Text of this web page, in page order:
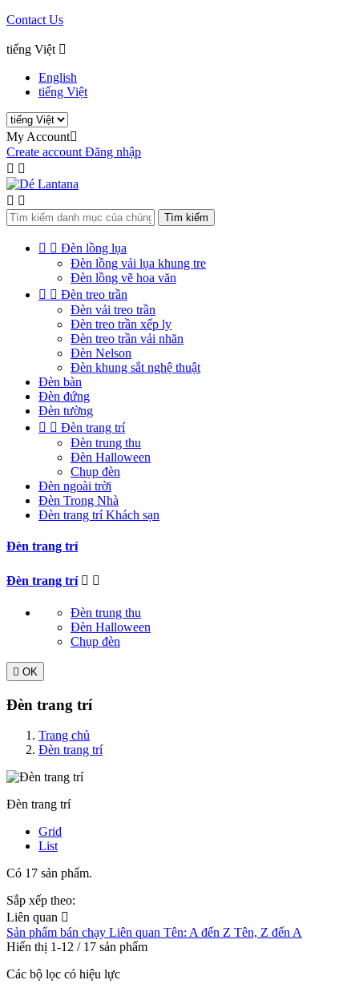
Contact Us
tiếng Việt 
English
tiếng Việt
My Account
Create account Đăng nhập
 
 
Tìm kiếm
  Đèn lồng lụa
Đèn lồng vải lụa khung tre
Đèn lồng vẽ hoa văn
  Đèn treo trần
Đèn vải treo trần
Đèn treo trần xếp ly
Đèn treo trần vải nhăn
Đèn Nelson
Đèn khung sắt nghệ thuật
Đèn bàn
Đèn đứng
Đèn tường
  Đèn trang trí
Đèn trung thu
Đèn Halloween
Chụp đèn
Đèn ngoài trời
Đèn Trong Nhà
Đèn trang trí Khách sạn
Đèn trang trí
Đèn trang trí  
Đèn trung thu
Đèn Halloween
Chụp đèn
 OK
Đèn trang trí
Trang chủ
Đèn trang trí
Đèn trang trí
Grid
List
Có 17 sản phẩm.
Sắp xếp theo:
Liên quan 
Sản phẩm bán chạy Liên quan Tên: A đến Z Tên, Z đến A
Hiển thị 1-12 / 17 sản phẩm
Các bộ lọc có hiệu lực